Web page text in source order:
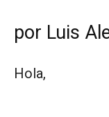
por Luis
Hola,